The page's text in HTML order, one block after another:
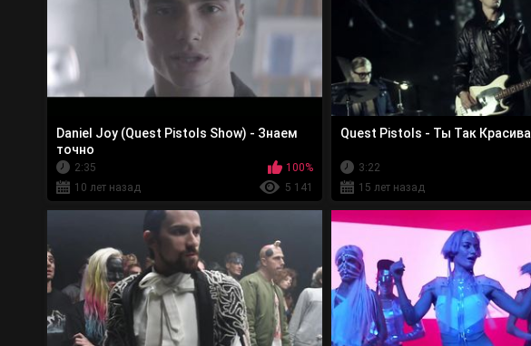
Daniel Joy (Quest Pistols Show) - Знаем
точно
2:35
100%
10 лет назад
5 141
Quest Pistols - Ты Так Красива
3:22
15 лет назад